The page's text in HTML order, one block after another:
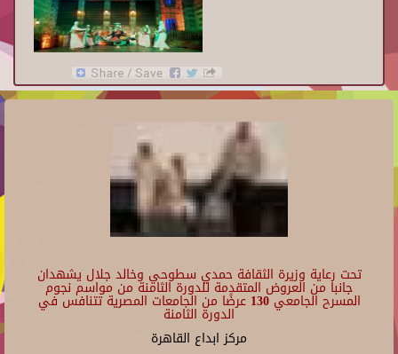
تحت رعاية وزيرة الثقافة حمدي سطوحي وخالد جلال يشهدان
جانبا من العروض المتقدمة للدورة الثامنة من مواسم نجوم
المسرح الجامعي 130 عرضًا من الجامعات المصرية تتنافس في
الدورة الثامنة
مركز ابداع القاهرة